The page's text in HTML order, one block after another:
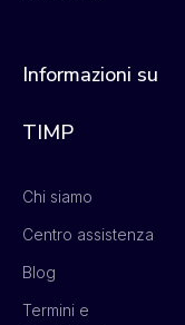
Informazioni su
TIMP
Chi siamo
Centro assistenza
Blog
Termini e